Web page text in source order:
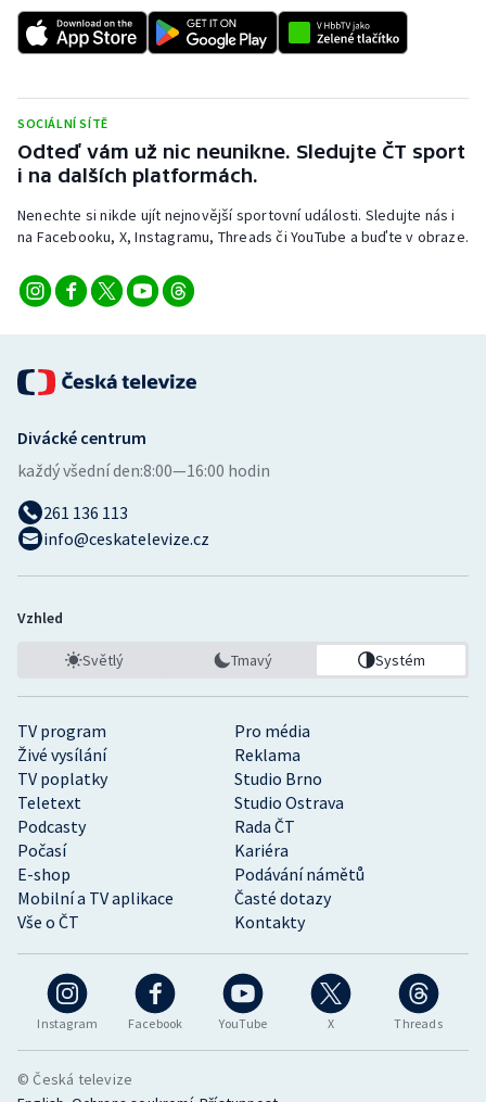
Short track
Sportovní střelba
Stolní tenis
Veslování
Vodní slalom
SOCIÁLNÍ SÍTĚ
Odteď vám už nic neunikne. Sledujte ČT sport
i na dalších platformách.
Nenechte si nikde ujít nejnovější sportovní události. Sledujte nás i
na Facebooku, X, Instagramu, Threads či YouTube a buďte v obraze.
Instagram Facebook YouTube X Threads
TV program
Pro média
Živé vysílání
Reklama
TV poplatky
Studio Brno
Teletext
Studio Ostrava
Podcasty
Rada ČT
Počasí
Kariéra
E-shop
Podávání námětů
Mobilní a TV aplikace
Časté dotazy
Vše o ČT
Kontakty
Divácké centrum
každý všední den:8:00—16:00 hodin
261 136 113
info@ceskatelevize.cz
Vzhled
Světlý Tmavý Systém
© Česká televize